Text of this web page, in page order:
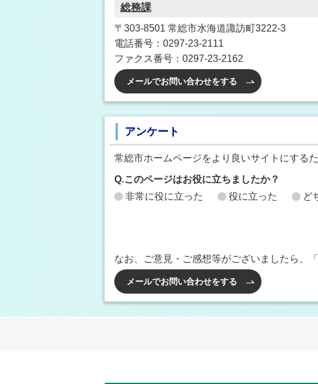
総務課
〒303-8501 常総市水海道諏訪町3222-3
電話番号：0297-23-2111
ファクス番号：0297-23-2162
メールでお問い合わせをする
アンケート
常総市ホームページをより良いサイトにする
Q.このページはお役に立ちましたか？
非常に役に立った
役に立った ど
なお、ご意見・ご感想等がございましたら、
メールでお問い合わせをする